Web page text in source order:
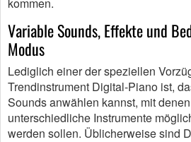
Variable Sounds, Effekte und
Modus
Lediglich einer der speziellen
Trendinstrument Digital-Piano ist,
Sounds anwählen kannst, mit
unterschiedliche Instrumente
werden sollen. Üblicherweise sind